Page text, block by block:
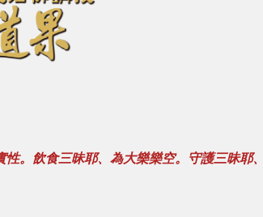
。 飲食三昧耶、為大樂樂空。守護三昧耶